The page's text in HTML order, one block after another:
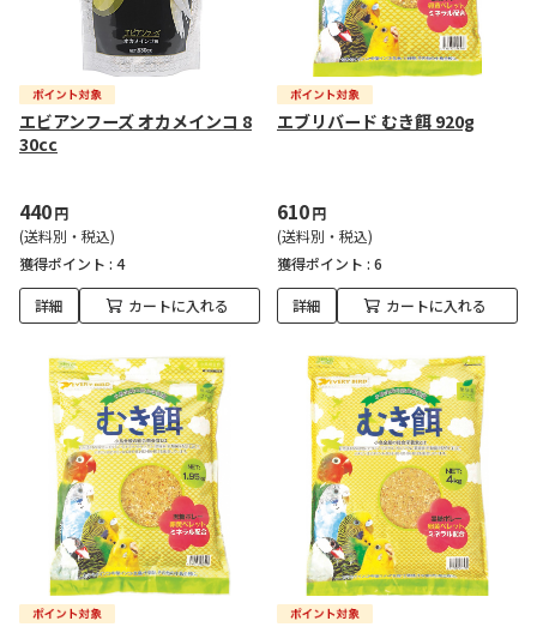
エビアンフーズ オカメインコ 8
30cc
440円
(送料別・税込)
獲得ポイント : 4
詳細 カートに入れる
エブリバード むき餌 920g
610円
(送料別・税込)
獲得ポイント : 6
詳細 カートに入れる